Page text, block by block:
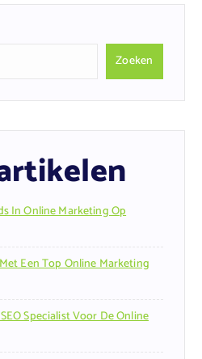
Zoeken
In Online Marketing Op
Een Top Online Marketing
Specialist Voor De Online